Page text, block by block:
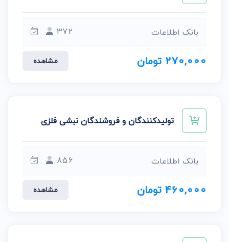
بانک اطلاعات 372
270,000 تومان مشاهده
تولیدکنندگان و فروشندگان نبشی فلزی
بانک اطلاعات 856
460,000 تومان مشاهده